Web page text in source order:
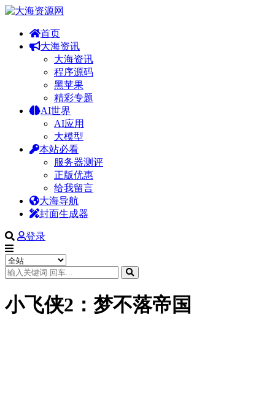
首页
大海资讯
大海资讯
程序源码
黑苹果
精彩专题
AI世界
AI应用
大模型
本站必看
服务器测评
正版优惠
给我留言
大海导航
封面生成器
登录
小飞侠2：梦不落帝国